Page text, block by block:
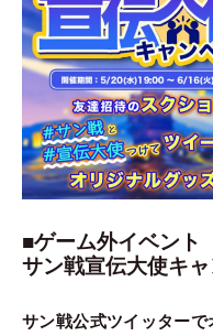
■ゲーム外イベント
サン戦宣伝大使キャ
サン戦公式ツイッター